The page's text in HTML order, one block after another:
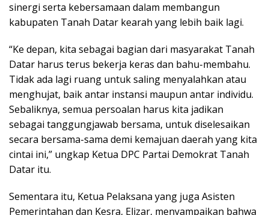
sinergi serta kebersamaan dalam membangun
kabupaten Tanah Datar kearah yang lebih baik lagi.
“Ke depan, kita sebagai bagian dari masyarakat Tanah
Datar harus terus bekerja keras dan bahu-membahu.
Tidak ada lagi ruang untuk saling menyalahkan atau
menghujat, baik antar instansi maupun antar individu.
Sebaliknya, semua persoalan harus kita jadikan
sebagai tanggungjawab bersama, untuk diselesaikan
secara bersama-sama demi kemajuan daerah yang kita
cintai ini,” ungkap Ketua DPC Partai Demokrat Tanah
Datar itu.
Sementara itu, Ketua Pelaksana yang juga Asisten
Pemerintahan dan Kesra, Elizar, menyampaikan bahwa